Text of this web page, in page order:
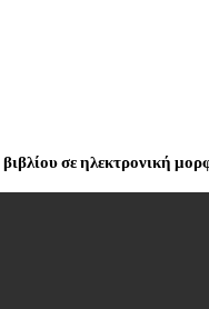
σε ηλεκτρονική